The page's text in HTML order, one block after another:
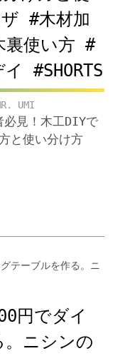
#木材加
裏使い方 #
#SHORTS
UMI
見！木工DIYで
と使い分け方
円でダイ
ニシンの